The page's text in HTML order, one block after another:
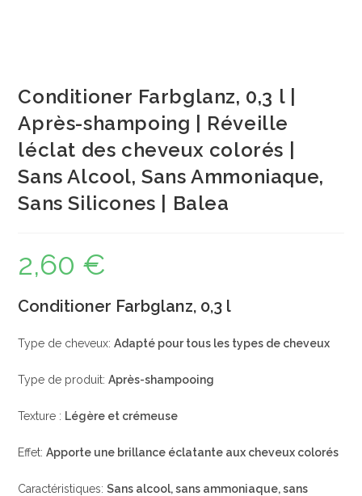
Conditioner Farbglanz, 0,3 l |
Après-shampoing | Réveille
léclat des cheveux colorés |
Sans Alcool, Sans Ammoniaque,
Sans Silicones | Balea
2,60 €
Conditioner Farbglanz, 0,3 l
Type de cheveux:Adapté pour tous les types de cheveux
Type de produit:Après-shampooing
Texture : Légère et crémeuse
Effet:Apporte une brillance éclatante aux cheveux colorés
Caractéristiques:Sans alcool, sans ammoniaque, sans